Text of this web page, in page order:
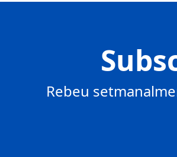
Rebeu